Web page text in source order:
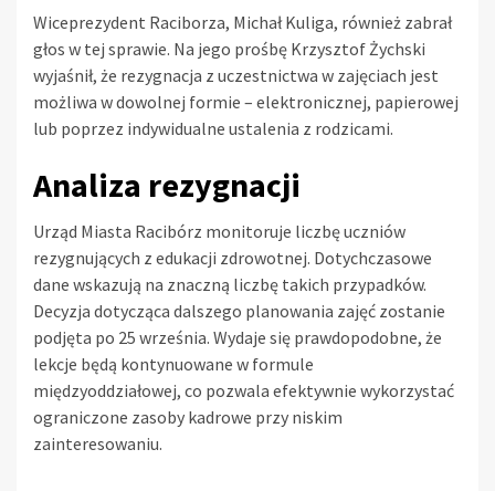
Wiceprezydent Raciborza, Michał Kuliga, również zabrał
głos w tej sprawie. Na jego prośbę Krzysztof Żychski
wyjaśnił, że rezygnacja z uczestnictwa w zajęciach jest
możliwa w dowolnej formie – elektronicznej, papierowej
lub poprzez indywidualne ustalenia z rodzicami.
Analiza rezygnacji
Urząd Miasta Racibórz monitoruje liczbę uczniów
rezygnujących z edukacji zdrowotnej. Dotychczasowe
dane wskazują na znaczną liczbę takich przypadków.
Decyzja dotycząca dalszego planowania zajęć zostanie
podjęta po 25 września. Wydaje się prawdopodobne, że
lekcje będą kontynuowane w formule
międzyoddziałowej, co pozwala efektywnie wykorzystać
ograniczone zasoby kadrowe przy niskim
zainteresowaniu.